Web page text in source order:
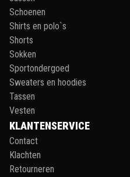
Schoenen
Shirts en polo`s
Shorts
Sokken
Sportondergoed
Sweaters en hoodies
Tassen
Vesten
KLANTENSERVICE
Contact
Klachten
Retourneren